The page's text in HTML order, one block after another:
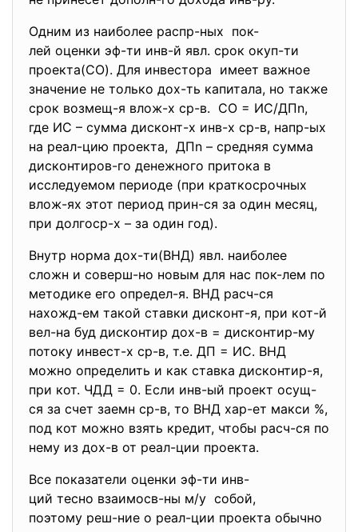
Одним из наиболее распр-ных пок-
лей оценки эф-ти инв-й явл. срок окуп-ти
проекта(СО). Для инвестора имеет важное
значение не только дох-ть капитала, но также
срок возмещ-я влож-х ср-в. СО = ИС/ДПn,
где ИС – сумма дисконт-х инв-х ср-в, напр-ых
на реал-цию проекта, ДПn – средняя сумма
дисконтиров-го денежного притока в
исследуемом периоде (при краткосрочных
влож-ях этот период прин-ся за один месяц,
при долгоср-х – за один год).
Внутр норма дох-ти(ВНД) явл. наиболее
сложн и соверш-но новым для нас пок-лем по
методике его определ-я. ВНД расч-ся
нахожд-ем такой ставки дисконт-я, при кот-й
вел-на буд дисконтир дох-в = дисконтир-му
потоку инвест-х ср-в, т.е. ДП = ИС. ВНД
можно определить и как ставка дисконтир-я,
при кот. ЧДД = 0. Если инв-ый проект осущ-
ся за счет заемн ср-в, то ВНД хар-ет макси %,
под кот можно взять кредит, чтобы расч-ся по
нему из дох-в от реал-ции проекта.
Все показатели оценки эф-ти инв-
ций тесно взаимосв-ны м/у собой,
поэтому реш-ние о реал-ции проекта обычно